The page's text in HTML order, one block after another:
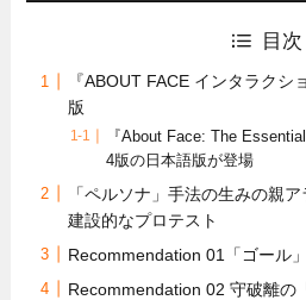
目次
『ABOUT FACE インタラク
版
『About Face: The
4版の日本語版が登場
「ペルソナ」手法の生みの親
建設的なプロテスト
Recommendation 01「ゴール
Recommendation 02 守破離の